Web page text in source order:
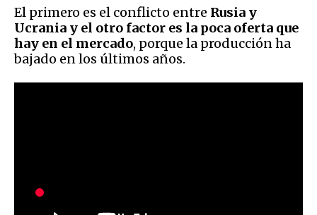
El primero es el conflicto entre Rusia y
Ucrania y el otro factor es la poca oferta que
hay en el mercado, porque la producción ha
bajado en los últimos años.